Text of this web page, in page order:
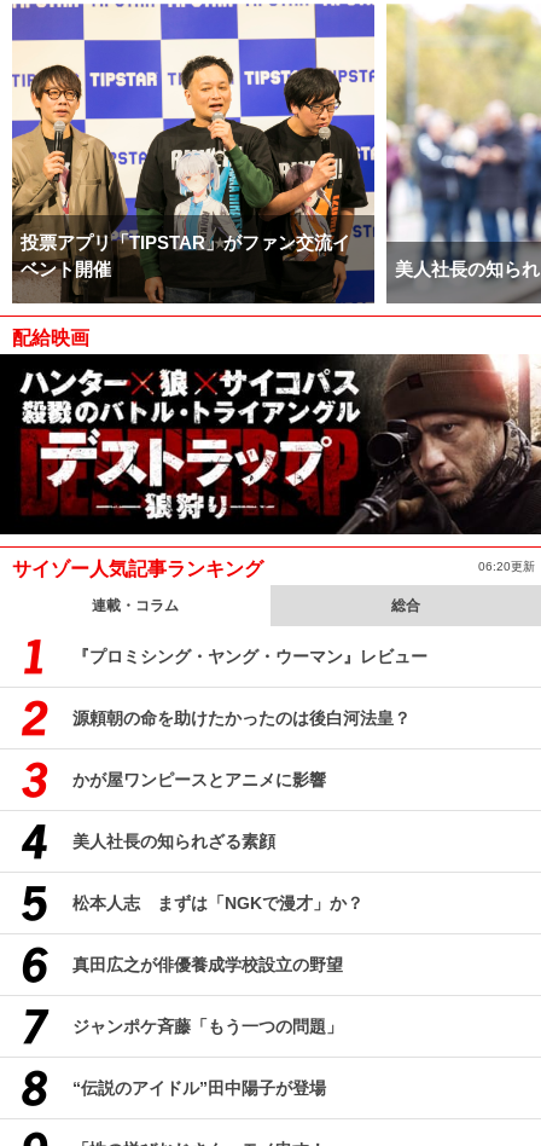
投票アプリ「TIPSTAR」がファン交流イ
ベント開催
美人社長の知ら
配給映画
サイゾー人気記事ランキング 06:20更新
連載・コラム 総合
『プロミシング・ヤング・ウーマン』レビュー
源頼朝の命を助けたかったのは後白河法皇？
かが屋ワンピースとアニメに影響
美人社長の知られざる素顔
松本人志 まずは「NGKで漫才」か？
真田広之が俳優養成学校設立の野望
ジャンポケ斉藤「もう一つの問題」
“伝説のアイドル”田中陽子が登場